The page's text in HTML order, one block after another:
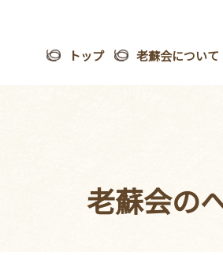
トップ 老蘇会について
老蘇会の